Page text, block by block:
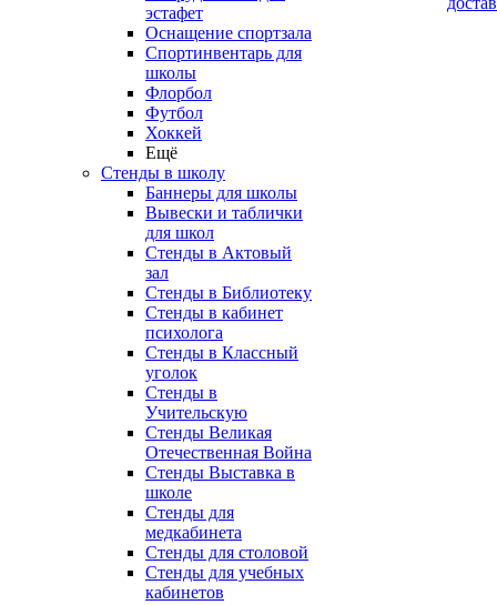
эстафет
Оснащение спортзала
Спортинвентарь для
школы
Флорбол
Футбол
Хоккей
Ещё
Стенды в школу
Баннеры для школы
Вывески и таблички
для школ
Стенды в Актовый
зал
Стенды в Библиотеку
Стенды в кабинет
психолога
Стенды в Классный
уголок
Стенды в
Учительскую
Стенды Великая
Отечественная Война
Стенды Выставка в
школе
Стенды для
медкабинета
Стенды для столовой
Стенды для учебных
кабинетов